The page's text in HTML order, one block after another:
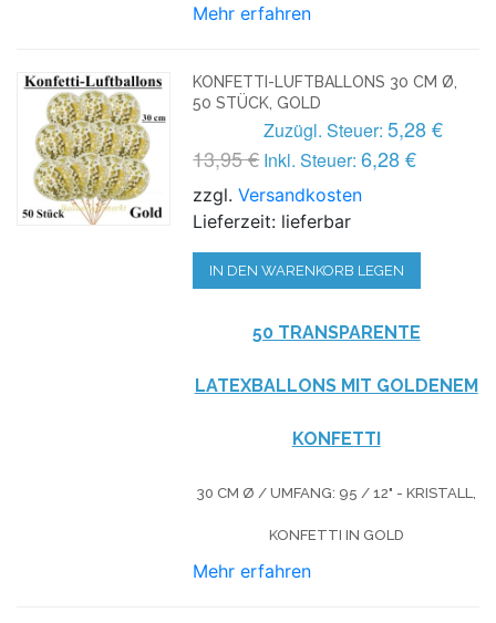
Mehr erfahren
KONFETTI-LUFTBALLONS 30 CM Ø,
50 STÜCK, GOLD
13,95 €
Zuzügl. Steuer: 5,28 €
Inkl. Steuer: 6,28 €
zzgl.Versandkosten
Lieferzeit: lieferbar
IN DEN WARENKORB LEGEN
50 TRANSPARENTE
LATEXBALLONS MIT GOLDENEM
KONFETTI
30 CM Ø / UMFANG: 95 / 12" - KRISTALL,
KONFETTI IN GOLD
Mehr erfahren